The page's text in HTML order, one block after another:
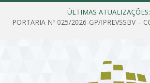
ÚLTIMAS ATUALIZAÇÕES: